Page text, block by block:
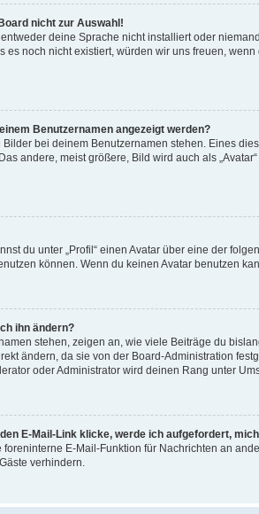
nicht zur Auswahl!
deine Sprache nicht installiert oder
es noch nicht existiert, würden wir uns freuen,
Benutzernamen angezeigt werden?
bei deinem Benutzernamen stehen. Eines
andere, meist größere, Bild wird auch als
du unter „Profil“ einen Avatar über eine der
können. Wenn du keinen Avatar benutzen
ihn ändern?
stehen, zeigen an, wie viele Beiträge du
ändern, da sie von der Board-Administration
oder Administrator wird deinen Rang unter
E-Mail-Link klicke, werde ich aufgefordert,
foreninterne E-Mail-Funktion für Nachrichten an
verhindern.